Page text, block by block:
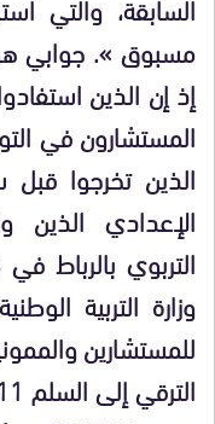
مسبوق ». جوابي هو
إذ إن الذين
المستشارون في
الإعدادي الذين
التربوي
للمستشارين